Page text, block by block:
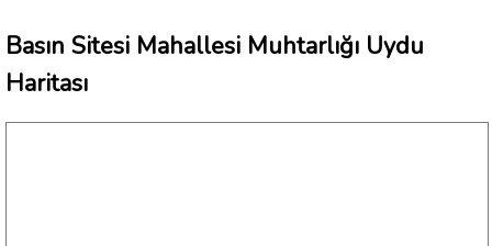
Basın Sitesi Mahallesi Muhtarlığı Uydu
Haritası